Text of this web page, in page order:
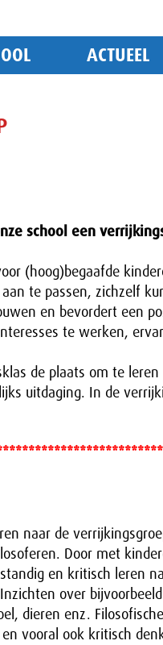
ACTUEEL
school een
(hoog)begaafde
te passen, zichzelf
en bevordert een
te werken,
de plaats om te
uitdaging. In de
naar de
Door met
en kritisch leren
over
dieren enz.
vooral ook kritisch